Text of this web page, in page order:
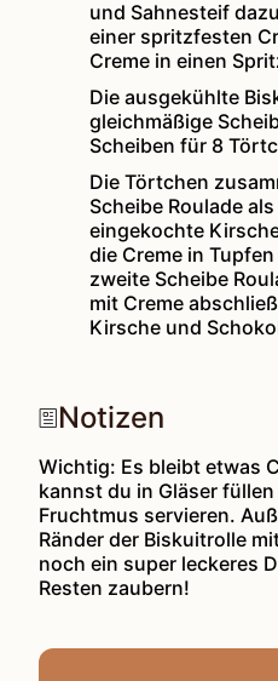
und Sahnesteif
einer spritzfesten
Creme in einen
Die ausgekühlte
gleichmäßige
Scheiben für 8
Die Törtchen
Scheibe Roulade
eingekochte
die Creme in
zweite Scheibe
mit Creme
Kirsche und
Notizen
Wichtig: Es bleibt etwas
kannst du in Gläser
Fruchtmus servieren.
Ränder der Biskuitrolle
noch ein super leckeres
Resten zaubern!